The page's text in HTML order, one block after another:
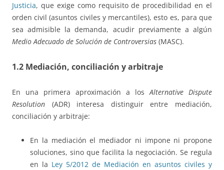
Justicia, que exige como requisito de procedibilidad en el
orden civil (asuntos civiles y mercantiles), esto es, para que
sea admisible la demanda, acudir previamente a algún
Medio Adecuado de Solución de Controversias (MASC).
1.2 Mediación, conciliación y arbitraje
En una primera aproximación a losAlternative Dispute
Resolution (ADR) interesa distinguir entre mediación,
conciliación y arbitraje:
En la mediación el mediador ni impone ni propone
soluciones, sino que facilita la negociación. Se regula
en la Ley 5/2012 de Mediación en asuntos civiles y